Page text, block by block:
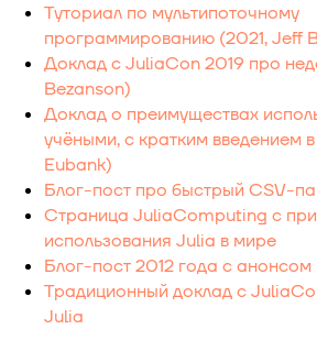
Туториал по мультипоточному
программированию (2021, Jeff
Доклад с JuliaCon 2019 про
Bezanson)
Доклад о преимуществах
учёными, с кратким введением
Eubank)
Блог-пост про быстрый CSV-
Страница JuliaComputing с
использования Julia в мире
Блог-пост 2012 года с
Традиционный доклад с
Julia